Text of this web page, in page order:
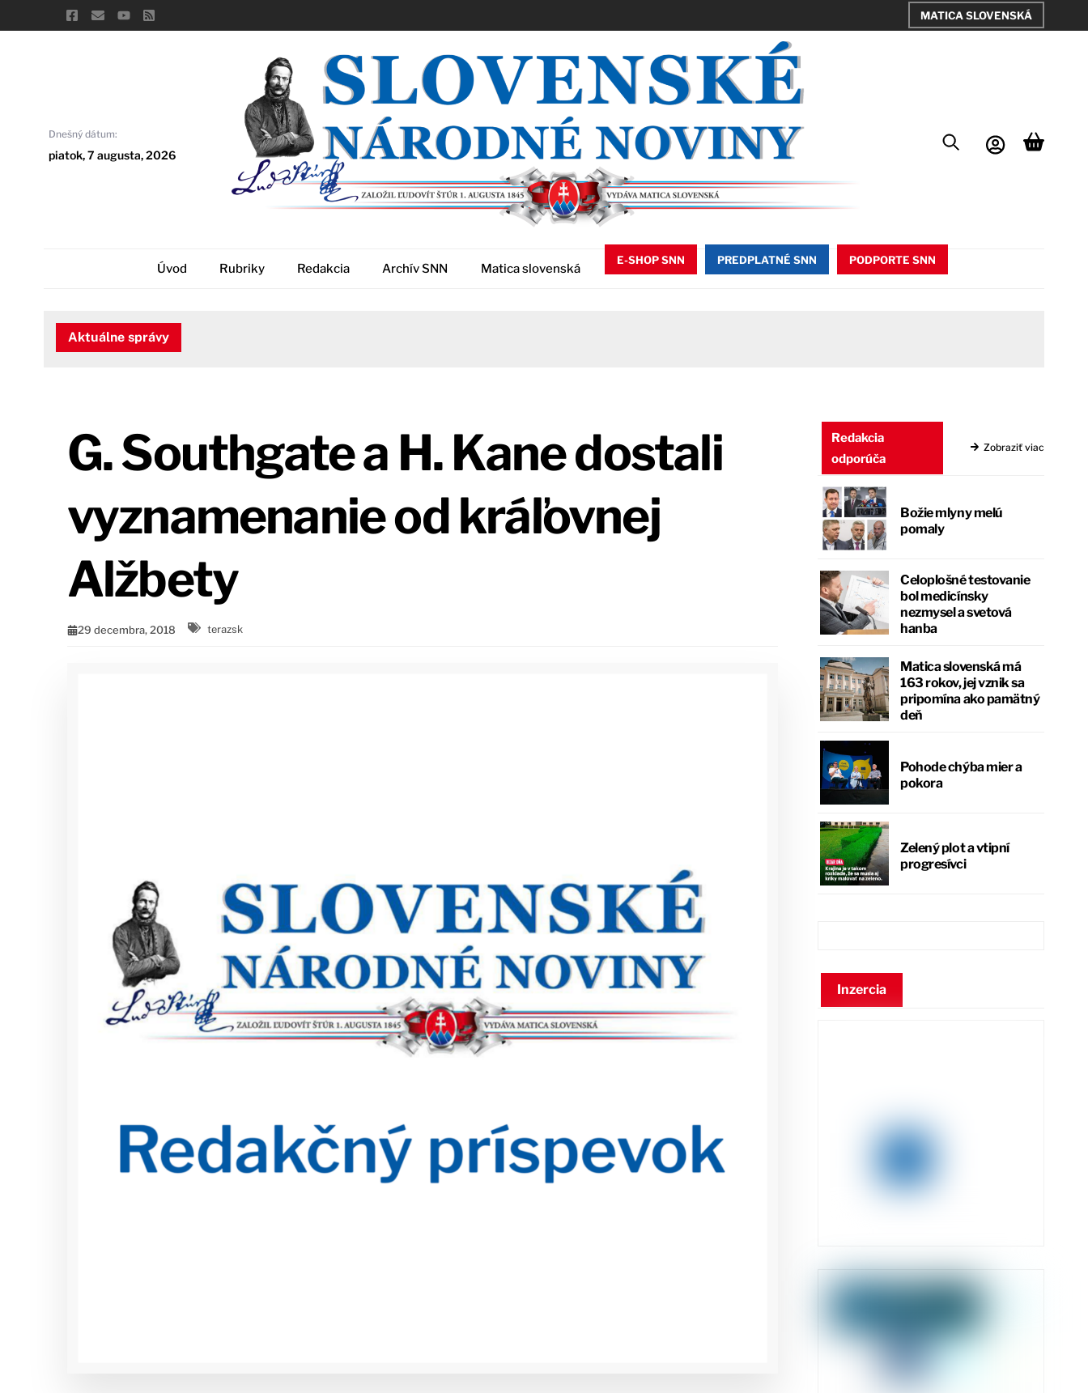
to
MATICA SLOVENSKÁ
Dnešný dátum:
piatok, 7 augusta, 2026
Úvod Rubriky Redakcia Archív SNN Matica slovenská
E-SHOP SNN PREDPLATNÉ SNN PODPORTE SNN
Aktuálne správy
G. Southgate a H. Kane dostali
vyznamenanie od kráľovnej
Alžbety
29 decembra, 2018 terazsk
Redakcia
odporúča
Zobraziť viac
Božie mlyny melú
pomaly
Celoplošné testovanie
bol medicínsky
nezmysel a svetová
hanba
Matica slovenská má
163 rokov, jej vznik sa
pripomína ako pamätný
deň
Pohode chýba mier a
pokora
Zelený plot a vtipní
progresívci
Inzercia